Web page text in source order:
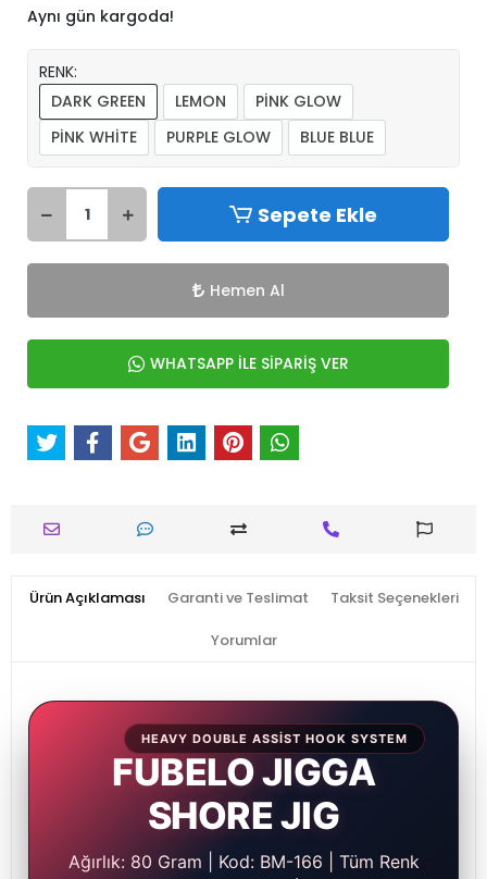
Aynı gün kargoda!
RENK:
DARK GREEN
LEMON
PİNK GLOW
PİNK WHİTE
PURPLE GLOW BLUE BLUE
Sepete Ekle
Hemen Al
WHATSAPP İLE SİPARİŞ VER
Ürün Açıklaması Garanti ve Teslimat Taksit Seçenekleri
Yorumlar
HEAVY DOUBLE ASSIST HOOK SYSTEM
FUBELO JIGGA
SHORE JIG
Ağırlık: 80 Gram | Kod: BM-166 | Tüm Renk